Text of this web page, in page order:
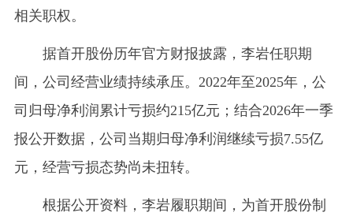
相关职权。
据首开股份历年官方财报披露，李岩任职期
间，公司经营业绩持续承压。2022年至2025年，公
司归母净利润累计亏损约215亿元；结合2026年一季
报公开数据，公司当期归母净利润继续亏损7.55亿
元，经营亏损态势尚未扭转。
根据公开资料，李岩履职期间，为首开股份制